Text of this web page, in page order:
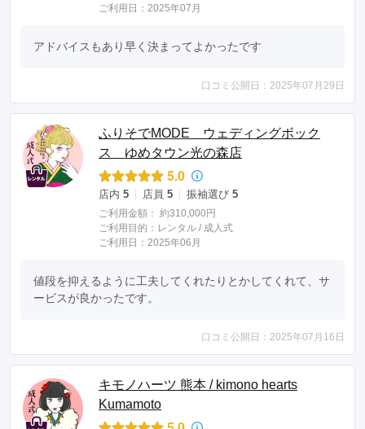
ご利用日：2025年07月
アドバイスもあり早く決まってよかったです
口コミ公開日：2025年07月29日
ふりそでMODE ウェディングボック
ス ゆめタウン光の森店
5.0
店内 5 店員 5 振袖選び 5
ご利用金額： 約310,000円
ご利用目的： レンタル / 成人式
ご利用日：2025年06月
値段を抑えるように工夫してくれたりとかしてくれて、サ
ービスが良かったです。
口コミ公開日：2025年07月16日
キモノハーツ 熊本 / kimono hearts
Kumamoto